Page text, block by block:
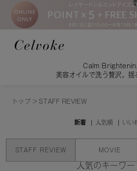
Calm Brightening
美容オイルで洗う贅沢。揺るが
トップ > STAFF REVIEW
新着 人気順 いい
STAFF REVIEW MOVIE
人気のキーワー